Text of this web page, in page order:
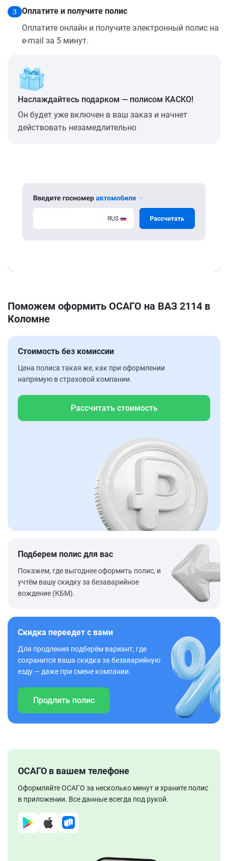
3
Оплатите и получите полис
Оплатите онлайн и получите электронный полис на
e-mail за 5 минут.
Наслаждайтесь подарком — полисом КАСКО!
Он будет уже включен в ваш заказ и начнет
действовать незамедлительно
Поможем оформить ОСАГО на ВАЗ 2114 в
Коломне
Стоимость без комиссии
Цена полиса такая же, как при оформлении
напрямую в страховой компании.
Рассчитать стоимость
Подберем полис для вас
Покажем, где выгоднее оформить полис, и
учтём вашу скидку за безаварийное
вождение (КБМ).
Скидка переедет с вами
Для продления подберём вариант, где
сохранится ваша скидка за безаварийную
езду — даже при смене компании.
Продлить полис
ОСАГО в вашем телефоне
Оформляйте ОСАГО за несколько минут и храните полис
в приложении. Все данные всегда под рукой.